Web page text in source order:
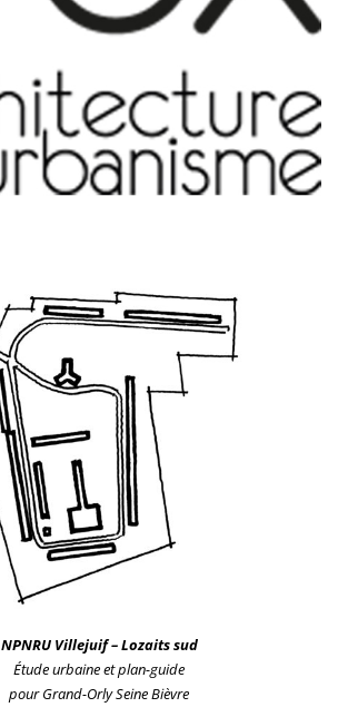
NPNRU Villejuif– Lozaits sud
Étude urbaine et plan-guide
pourGrand-Orly Seine Bièvre